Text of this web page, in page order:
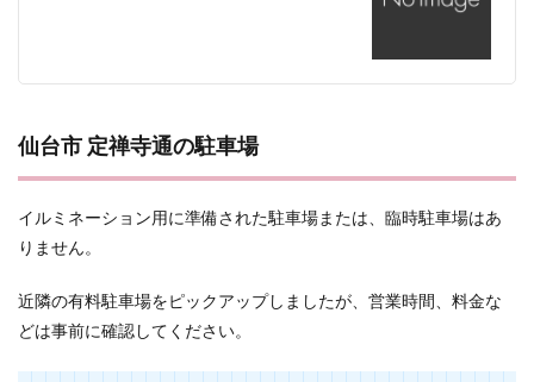
仙台市 定禅寺通の駐車場
イルミネーション用に準備された駐車場または、臨時駐車場はあ
りません。
近隣の有料駐車場をピックアップしましたが、営業時間、料金な
どは事前に確認してください。